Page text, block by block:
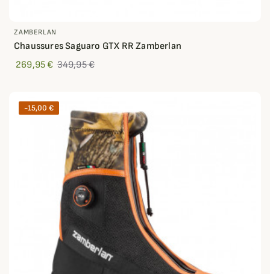
ZAMBERLAN
Chaussures Saguaro GTX RR Zamberlan
269,95 € 349,95 €
-15,00 €